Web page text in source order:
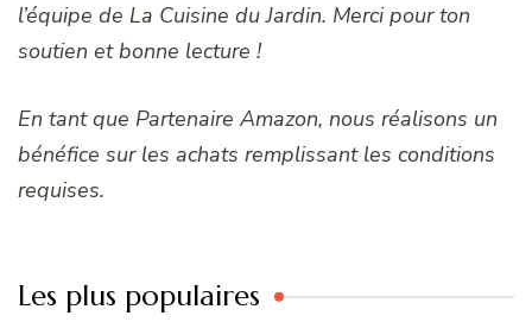
l’équipe de La Cuisine du Jardin. Merci pour ton
soutien et bonne lecture !
En tant que Partenaire Amazon, nous réalisons un
bénéfice sur les achats remplissant les conditions
requises.
Les plus populaires